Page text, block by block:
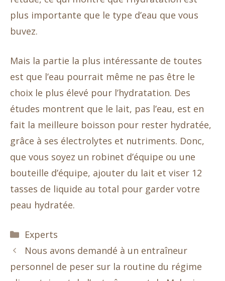
plus importante que le type d’eau que vous
buvez.
Mais la partie la plus intéressante de toutes
est que l’eau pourrait même ne pas être le
choix le plus élevé pour l’hydratation. Des
études montrent que le lait, pas l’eau, est en
fait la meilleure boisson pour rester hydratée,
grâce à ses électrolytes et nutriments. Donc,
que vous soyez un robinet d’équipe ou une
bouteille d’équipe, ajouter du lait et viser 12
tasses de liquide au total pour garder votre
peau hydratée.
Catégories
Experts
Nous avons demandé à un entraîneur
personnel de peser sur la routine du régime